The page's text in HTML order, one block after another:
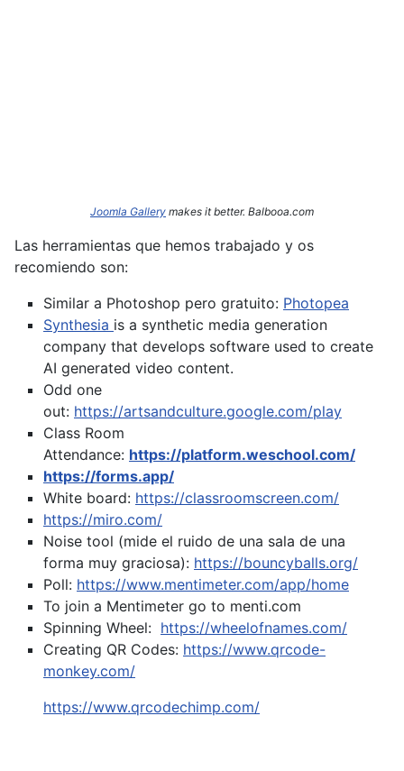
Joomla Gallery makes it better. Balbooa.com
Las herramientas que hemos trabajado y os
recomiendo son:
Similar a Photoshop pero gratuito: Photopea
Synthesia is a synthetic media generation
company that develops software used to create
AI generated video content.
Odd one
out: https://artsandculture.google.com/play
Class Room
Attendance: https://platform.weschool.com/
https://forms.app/
White board: https://classroomscreen.com/
https://miro.com/
Noise tool (mide el ruido de una sala de una
forma muy graciosa): https://bouncyballs.org/
Poll: https://www.mentimeter.com/app/home
To join a Mentimeter go to menti.com
Spinning Wheel: https://wheelofnames.com/
Creating QR Codes: https://www.qrcode-
monkey.com/
https://www.qrcodechimp.com/